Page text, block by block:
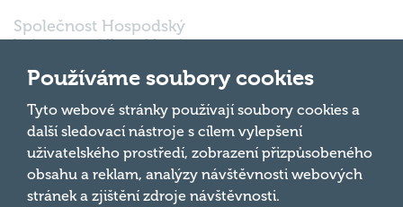
Společnost Hospodský
kvíz s.r.o., sídlem Nové
602 00 Brno, IČ:
03980138, DIČ:
CZ03980138 je vedena
pod spisovou značkou
a oddílem 90428 C u
Krajského soudu v
Brně.
Nahoru
Používáme soubory cookies
Tyto webové stránky používají soubory cookies a
další sledovací nástroje s cílem vylepšení
uživatelského prostředí, zobrazení přizpůsobeného
obsahu a reklam, analýzy návštěvnosti webových
stránek a zjištění zdroje návštěvnosti.